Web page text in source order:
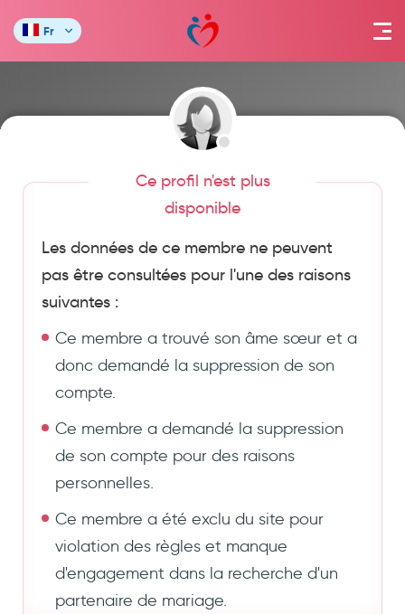
Fr
Ce profil n'est plus
disponible
Les données de ce membre ne peuvent
pas être consultées pour l'une des raisons
suivantes :
Ce membre a trouvé son âme sœur et a
donc demandé la suppression de son
compte.
Ce membre a demandé la suppression
de son compte pour des raisons
personnelles.
Ce membre a été exclu du site pour
violation des règles et manque
d'engagement dans la recherche d'un
partenaire de mariage.